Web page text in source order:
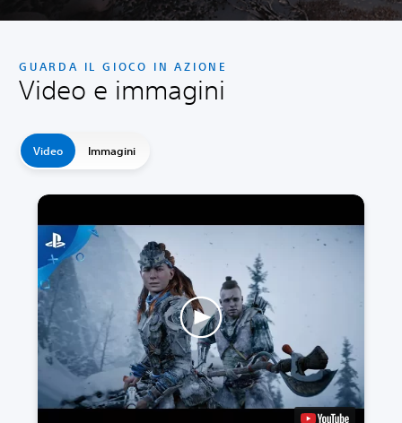
GUARDA IL GIOCO IN AZIONE
Video e immagini
Video Immagini